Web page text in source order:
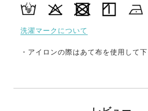
洗濯マークについて
・アイロンの際はあて布を使用して下